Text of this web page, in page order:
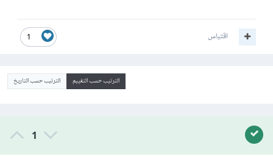
1 اقتباس
الترتيب حسب التقييم الترتيب حسب التاريخ
1